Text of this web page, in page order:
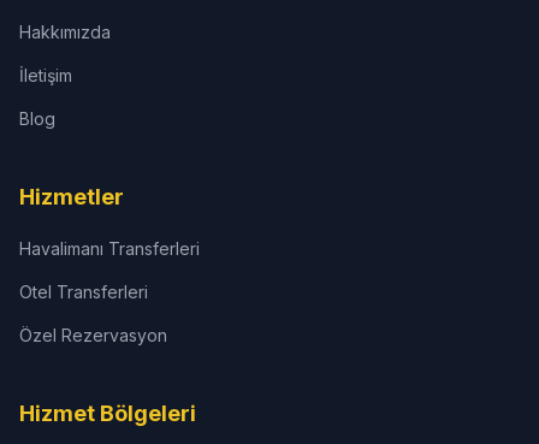
Hakkımızda
İletişim
Blog
Hizmetler
Havalimanı Transferleri
Otel Transferleri
Özel Rezervasyon
Hizmet Bölgeleri